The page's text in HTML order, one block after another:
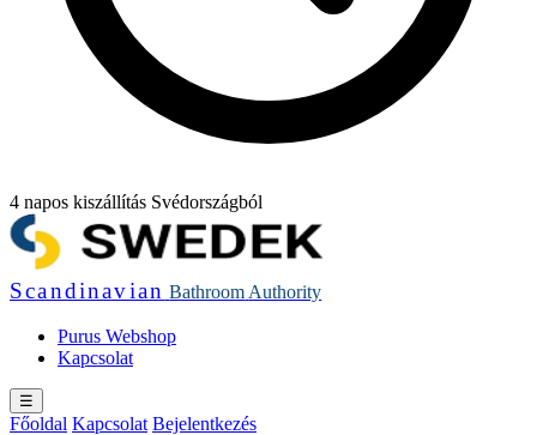
4 napos kiszállítás Svédországból
Scandinavian Bathroom Authority
Purus Webshop
Kapcsolat
☰
Főoldal Kapcsolat Bejelentkezés